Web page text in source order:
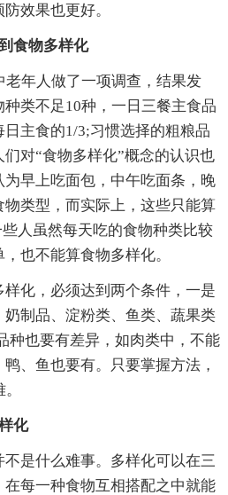
效果也更好。
食物多样化
老年人做了一项调查，结果发
类不足10种，一日三餐主食品
主食的1/3;习惯选择的粗粮品
对“食物多样化”概念的认识也
早上吃面包，中午吃面条，晚
物类型，而实际上，这些只能算
人虽然每天吃的食物种类比较
也不能算食物多样化。
化，必须达到两个条件，一是
制品、淀粉类、鱼类、蔬果类
种也要有差异，如肉类中，不能
、鱼也要有。只要掌握方法，
化
是什么难事。多样化可以在三
每一种食物互相搭配之中就能